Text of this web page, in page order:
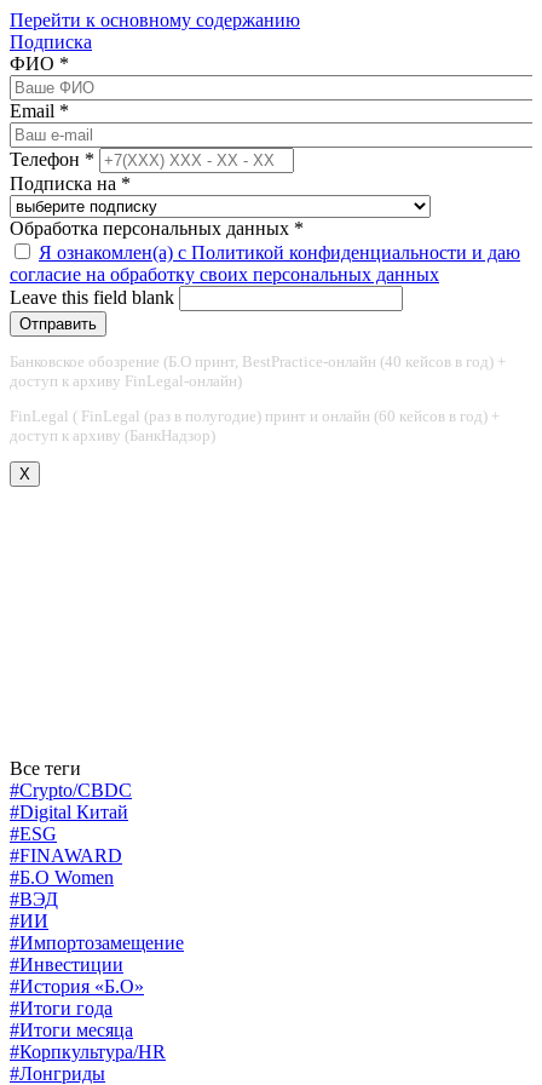
Перейти к основному содержанию
Подписка
ФИО *
Email *
Телефон *
Подписка на *
Обработка персональных данных *
Я ознакомлен(а) с Политикой конфиденциальности и даю
согласие на обработку своих персональных данных
Leave this field blank
Банковское обозрение (Б.О принт, BestPractice-онлайн (40 кейсов в год) +
доступ к архиву FinLegal-онлайн)
FinLegal ( FinLegal (раз в полугодие) принт и онлайн (60 кейсов в год) +
доступ к архиву (БанкНадзор)
X
Все теги
#Crypto/CBDC
#Digital Китай
#ESG
#FINAWARD
#Б.О Women
#ВЭД
#ИИ
#Импортозамещение
#Инвестиции
#История «Б.О»
#Итоги года
#Итоги месяца
#Корпкультура/HR
#Лонгриды